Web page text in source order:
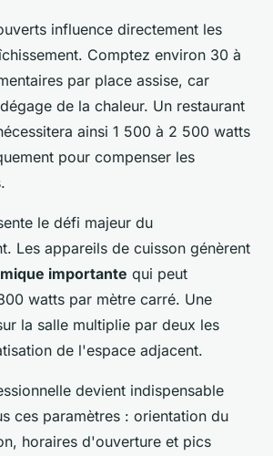
influence directement les
Comptez environ 30 à
par place assise, car
de la chaleur. Un restaurant
ainsi 1 500 à 2 500 watts
pour compenser les
le défi majeur du
Les appareils de cuisson génèrent
importante qui peut
watts par mètre carré. Une
la salle multiplie par deux les
de l'espace adjacent.
devient indispensable
ces paramètres : orientation du
horaires d'ouverture et pics